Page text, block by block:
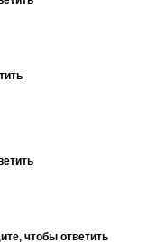
чтобы ответить